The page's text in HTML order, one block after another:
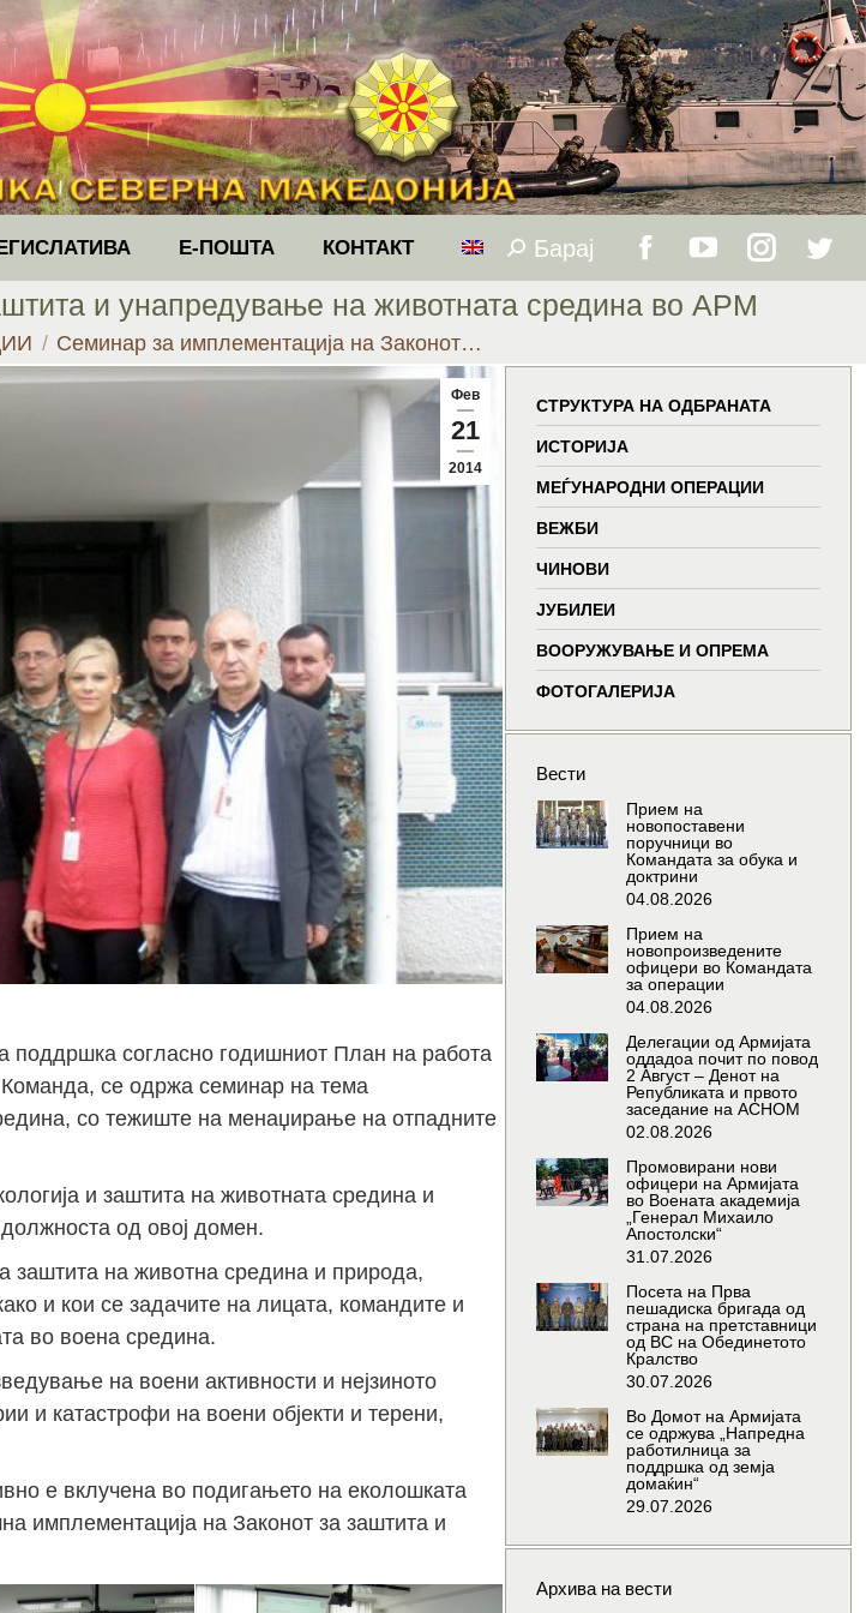
Е-ПОШТА КОНТАКТ Search:
Барај
new
window
new
window
new
window
и унапредување на животната средина во АРМ
Семинар за имплементација на Законот…
Фев
21
2014
поддршка согласно годишниот План на работа
се одржа семинар на тема
со тежиште на менаџирање на отпадните
и заштита на животната средина и
од овој домен.
заштита на животна средина и природа,
и кои се задачите на лицата, командите и
во воена средина.
на воени активности и нејзиното
и катастрофи на воени објекти и терени,
е вклучена во подигањето на еколошката
имплементација на Законот за заштита и
СТРУКТУРА НА ОДБРАНАТА
ИСТОРИЈА
МЕЃУНАРОДНИ ОПЕРАЦИИ
ВЕЖБИ
ЧИНОВИ
ЈУБИЛЕИ
ВООРУЖУВАЊЕ И ОПРЕМА
ФОТОГАЛЕРИЈА
Вести
Прием на
новопоставени
поручници во
Командата за обука и
доктрини
04.08.2026
Прием на
новопроизведените
офицери во Командата
за операции
04.08.2026
Делегации од Армијата
оддадоа почит по повод
2 Август – Денот на
Републиката и првото
заседание на АСНОМ
02.08.2026
Промовирани нови
офицери на Армијата
во Воената академија
„Генерал Михаило
Апостолски“
31.07.2026
Посета на Прва
пешадиска бригада од
страна на претставници
од ВС на Обединетото
Кралство
30.07.2026
Во Домот на Армијата
се одржува „Напредна
работилница за
поддршка од земја
домаќин“
29.07.2026
Архива на вести